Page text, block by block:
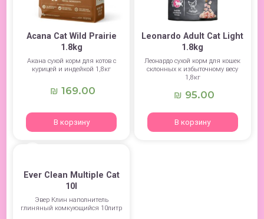
Acana Cat Wild Prairie
1.8kg
Акана сухой корм для котов с
курицей и индейкой 1,8кг
₪ 169.00
В корзину
Leonardo Adult Cat Light
1.8kg
Леонардо сухой корм для кошек
склонных к избыточному весу
1,8кг
₪ 95.00
В корзину
Ever Clean Multiple Cat
10l
Эвер Клин наполнитель
глиняный комкующийся 10литр